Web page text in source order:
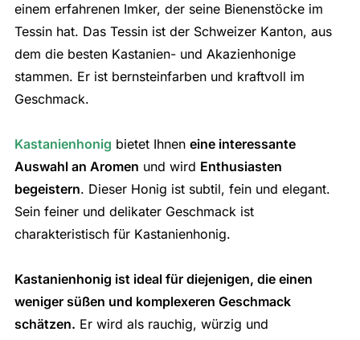
einem erfahrenen Imker, der seine Bienenstöcke im
Tessin hat. Das Tessin ist der Schweizer Kanton, aus
dem die besten Kastanien- und Akazienhonige
stammen. Er ist bernsteinfarben und kraftvoll im
Geschmack.
Kastanienhonig bietet Ihnen eine interessante
Auswahl an Aromen und wird Enthusiasten
begeistern. Dieser Honig ist subtil, fein und elegant.
Sein feiner und delikater Geschmack ist
charakteristisch für Kastanienhonig.
Kastanienhonig ist ideal für diejenigen, die einen
weniger süßen und komplexeren Geschmack
schätzen. Er wird als rauchig, würzig und